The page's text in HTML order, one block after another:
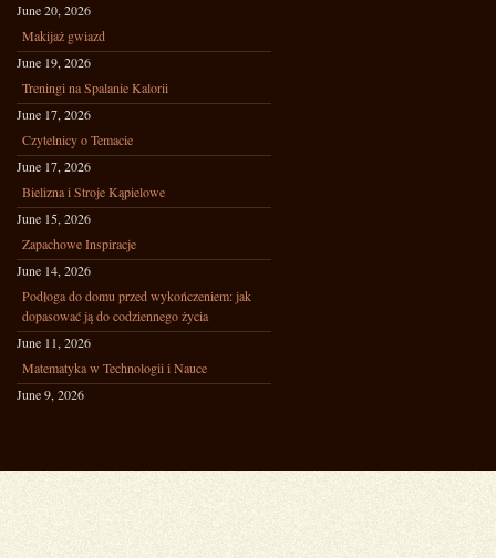
June 20, 2026
Makijaż gwiazd
June 19, 2026
Treningi na Spalanie Kalorii
June 17, 2026
Czytelnicy o Temacie
June 17, 2026
Bielizna i Stroje Kąpielowe
June 15, 2026
Zapachowe Inspiracje
June 14, 2026
Podłoga do domu przed wykończeniem: jak
dopasować ją do codziennego życia
June 11, 2026
Matematyka w Technologii i Nauce
June 9, 2026